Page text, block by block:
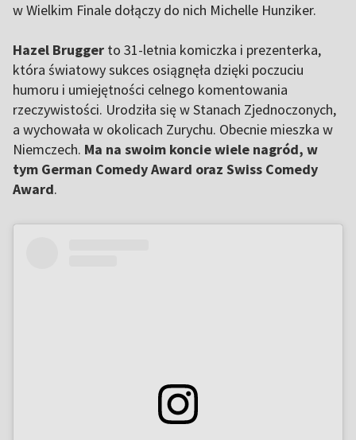
w Wielkim Finale dołączy do nich Michelle Hunziker.
Hazel Brugger to 31-letnia komiczka i prezenterka,
która światowy sukces osiągnęła dzięki poczuciu
humoru i umiejętności celnego komentowania
rzeczywistości. Urodziła się w Stanach Zjednoczonych,
a wychowała w okolicach Zurychu. Obecnie mieszka w
Niemczech. Ma na swoim koncie wiele nagród, w
tym German Comedy Award oraz Swiss Comedy
Award.